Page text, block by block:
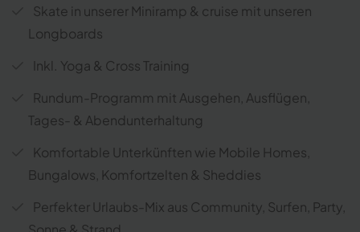
Skate in unserer Miniramp & cruise mit unseren
Longboards
Inkl. Yoga & Cross Training
Rundum-Programm mit Ausgehen, Ausflügen,
Tages- & Abendunterhaltung
Komfortable Unterkünften wie Mobile Homes,
Bungalows, Komfortzelten & Sheddies
Perfekter Urlaubs-Mix aus Community, Surfen, Party,